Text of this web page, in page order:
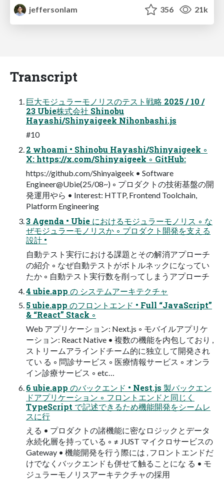
jeffersonlam
356 21k
Transcript
巨大モジュラーモノリスのテスト戦略 2025 / 10 /
23 Ubie株式会社 Shinobu
Hayashi/Shinyaigeek Nihonbashi.js
#10
2 whoami • Shinobu Hayashi/Shinyaigeek ◦
X: https://x.com/Shinyaigeek ◦ GitHub:
https://github.com/Shinyaigeek • Software
Engineer@Ubie(25/08~) ◦ プロダクトの技術基盤の開
発運用やら • Interest: HTTP, Frontend Toolchain,
Platform Engineering
3 Agenda • Ubie におけるモジュラーモノリス ◦ な
ぜモジュラーモノリスか ◦ プロダクト開発を支える
設計 •
自動テスト実行における課題とその解消アプローチ
の紹介 ◦ なぜ自動テストがボトルネックになってい
たか ◦ 自動テスト実行数を削ってしまうアプローチ
4 ubie.app の システムアーキテクチャ
5 ubie.app のフロントエンド • Full “JavaScript”
& “React” Stack ◦
Web アプリケーション: Next.js ◦ モバイルアプリケ
ーション: React Native • 複数の機能を内包しており ,
ストリームアラインドチーム的に独立して開発され
てい る ◦ 問診サービス ◦ 医療情報サービス ◦ オンラ
イン診療サービス ◦ etc…
6 ubie.app のバックエンド • Nest.js 製バックエン
ドアプリケーション ◦ フロントエンドと同じく
TypeScript で記述できるため機能開発をシームレ
スに行
える • プロダクトの諸機能に密なロジックとデータ
永続化層を持っている ◦ ≠ JUST マイクロサービスの
Gateway • 機能開発を行う際には , フロントエンドだ
けでなくバックエンドも併せて触ることにな る • モ
ジュラーモノリスアーキテクチャの採用